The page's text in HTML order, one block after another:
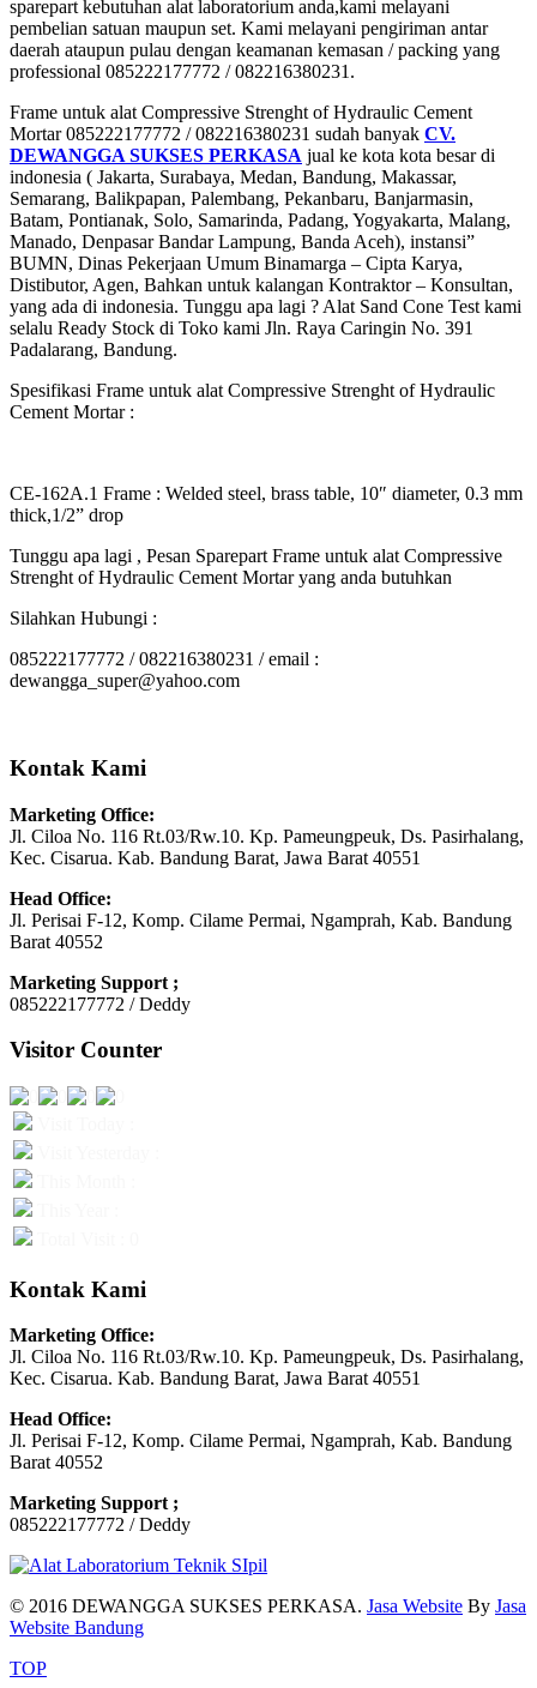
sparepart kebutuhan alat laboratorium anda,kami melayani
pembelian satuan maupun set. Kami melayani pengiriman antar
daerah ataupun pulau dengan keamanan kemasan / packing yang
professional 085222177772 / 082216380231.
Frame untuk alat Compressive Strenght of Hydraulic Cement
Mortar 085222177772 / 082216380231 sudah banyak CV.
DEWANGGA SUKSES PERKASA jual ke kota kota besar di
indonesia ( Jakarta, Surabaya, Medan, Bandung, Makassar,
Semarang, Balikpapan, Palembang, Pekanbaru, Banjarmasin,
Batam, Pontianak, Solo, Samarinda, Padang, Yogyakarta, Malang,
Manado, Denpasar Bandar Lampung, Banda Aceh), instansi”
BUMN, Dinas Pekerjaan Umum Binamarga – Cipta Karya,
Distibutor, Agen, Bahkan untuk kalangan Kontraktor – Konsultan,
yang ada di indonesia. Tunggu apa lagi ? Alat Sand Cone Test kami
selalu Ready Stock di Toko kami Jln. Raya Caringin No. 391
Padalarang, Bandung.
Spesifikasi Frame untuk alat Compressive Strenght of Hydraulic
Cement Mortar :
CE-162A.1 Frame : Welded steel, brass table, 10″ diameter, 0.3 mm
thick,1/2” drop
Tunggu apa lagi , Pesan Sparepart Frame untuk alat Compressive
Strenght of Hydraulic Cement Mortar yang anda butuhkan
Silahkan Hubungi :
085222177772 / 082216380231 / email :
dewangga_super@yahoo.com
Kontak Kami
Marketing Office:
Jl. Ciloa No. 116 Rt.03/Rw.10. Kp. Pameungpeuk, Ds. Pasirhalang,
Kec. Cisarua. Kab. Bandung Barat, Jawa Barat 40551
Head Office:
Jl. Perisai F-12, Komp. Cilame Permai, Ngamprah, Kab. Bandung
Barat 40552
Marketing Support ;
085222177772 / Deddy
Visitor Counter
Kontak Kami
Marketing Office:
Jl. Ciloa No. 116 Rt.03/Rw.10. Kp. Pameungpeuk, Ds. Pasirhalang,
Kec. Cisarua. Kab. Bandung Barat, Jawa Barat 40551
Head Office:
Jl. Perisai F-12, Komp. Cilame Permai, Ngamprah, Kab. Bandung
Barat 40552
Marketing Support ;
085222177772 / Deddy
© 2016 DEWANGGA SUKSES PERKASA. Jasa Website By Jasa
Website Bandung
TOP